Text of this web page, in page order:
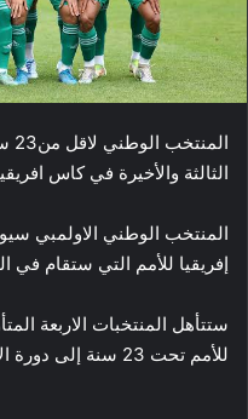
الثالثة والأخيرة في كاس
المنتخب الوطني الاولمبي
إفريقيا للأمم التي ستقام في
ستتأهل المنتخبات الاربعة
للأمم تحت 23 سنة إلى دورة الألعاب الأولمبية في باريس 2024.